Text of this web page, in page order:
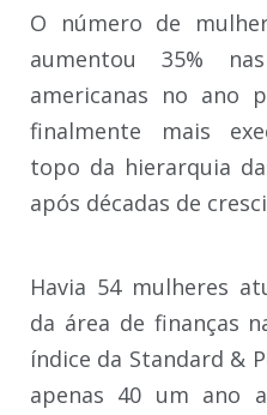
O número de
aumentou 35%
americanas no ano
finalmente mais
topo da hierarquia
após décadas de
Havia 54 mulheres
da área de finanças
índice da Standard &
apenas 40 um ano